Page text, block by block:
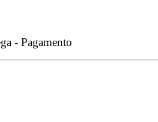
- Pagamento